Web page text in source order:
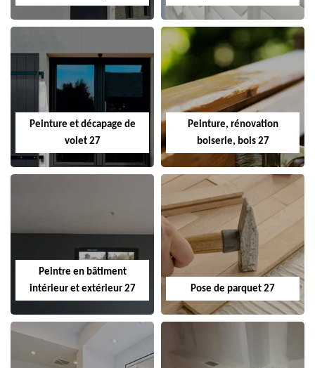
Peinture et décapage de
volet 27
Peinture, rénovation
boiserie, bois 27
Peintre en bâtiment
intérieur et extérieur 27
Pose de parquet 27